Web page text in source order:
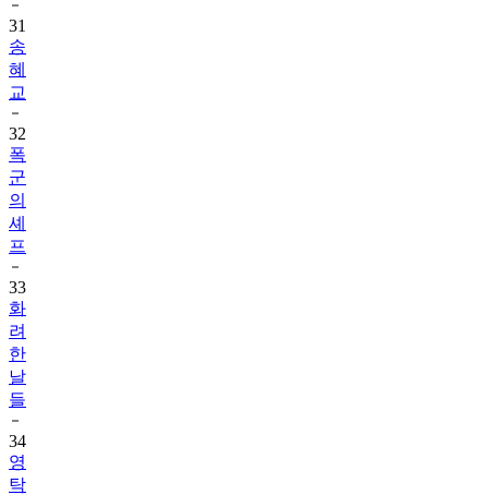
31
송
혜
교
32
폭
군
의
셰
프
33
화
려
한
날
들
34
영
탁